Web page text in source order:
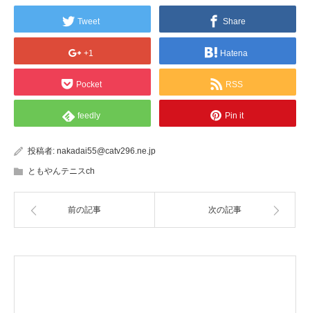
Tweet Share
+1 Hatena
Pocket RSS
feedly Pin it
投稿者: nakadai55@catv296.ne.jp
ともやんテニスch
前の記事 次の記事